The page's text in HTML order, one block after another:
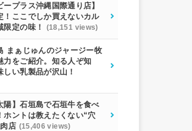
ープラス沖縄国際通り店】
！ここでしか買えないカル
限定の味！
(18,151 views)
まぁじゅんのジャージー牧
力をご紹介。知る人ぞ知
しい乳製品が沢山！
陽】石垣島で石垣牛を食べ
ホントは教えたくない“穴
店 (15,406 views)